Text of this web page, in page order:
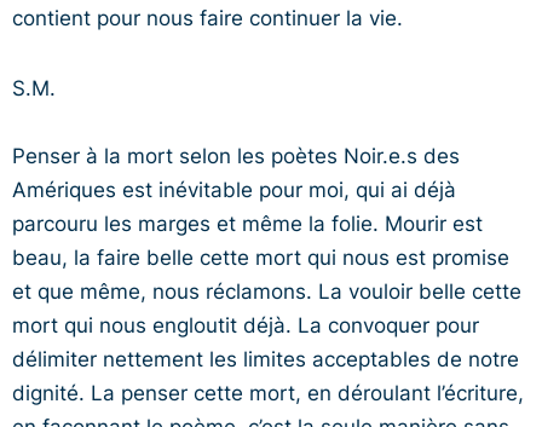
contient pour nous faire continuer la vie.
S.M.
Penser à la mort selon les poètes Noir.e.s des
Amériques est inévitable pour moi, qui ai déjà
parcouru les marges et même la folie. Mourir est
beau, la faire belle cette mort qui nous est promise
et que même, nous réclamons. La vouloir belle cette
mort qui nous engloutit déjà. La convoquer pour
délimiter nettement les limites acceptables de notre
dignité. La penser cette mort, en déroulant l’écriture,